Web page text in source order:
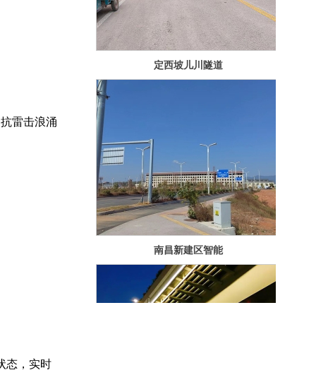
定西坡儿川隧道
灯调光节能系统
南昌新建区智能
路灯项目
雷击浪涌
态，实时